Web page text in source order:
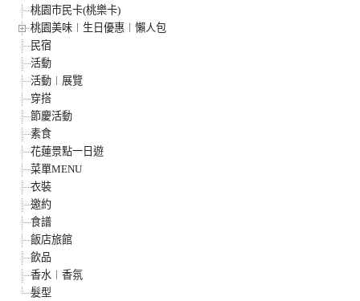
桃園市民卡(桃樂卡)
桃園美味︱生日優惠︱懶人包
民宿
活動
活動︱展覽
穿搭
節慶活動
素食
花蓮景點一日遊
菜單MENU
衣裝
邀約
食譜
飯店旅館
飲品
香水︱香氛
髮型